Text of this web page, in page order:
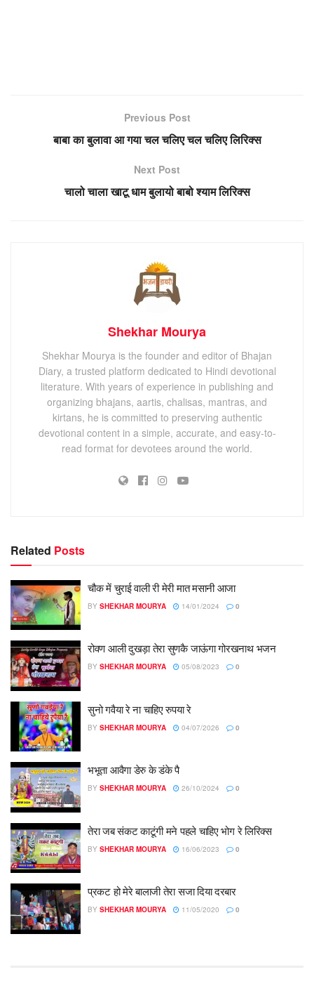
Previous Post
बाबा का बुलावा आ गया चल चलिए चल चलिए लिरिक्स
Next Post
चालो चाला खाटू धाम बुलायो बाबो श्याम लिरिक्स
Shekhar Mourya
Shekhar Mourya is the founder and editor of Bhajan
Diary, a trusted platform dedicated to Hindi devotional
literature. With years of experience in publishing and
organizing bhajans, aartis, chalisas, mantras, and
kirtans, he is committed to preserving authentic
devotional content in a simple, accurate, and easy-to-
read format for devotees around the world.
Related Posts
चौक में चुराई वाली री मेरी मात मसानी आजा
BY SHEKHAR MOURYA 14/01/2024 0
रोवण आली दुखड़ा तेरा सुणकै जाऊंगा गोरखनाथ भजन
BY SHEKHAR MOURYA 05/08/2023 0
सुनो गवैया रे ना चाहिए रुपया रे
BY SHEKHAR MOURYA 04/07/2026 0
भभूता आवैगा डेरु के डंके पै
BY SHEKHAR MOURYA 26/10/2024 0
तेरा जब संकट काटूंगी मने पहले चाहिए भोग रे लिरिक्स
BY SHEKHAR MOURYA 16/06/2023 0
प्रकट हो मेरे बालाजी तेरा सजा दिया दरबार
BY SHEKHAR MOURYA 11/05/2020 0